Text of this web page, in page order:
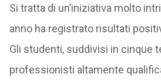
Si tratta di un’iniziativa molto
anno ha registrato risultati
Gli studenti, suddivisi in cinque
professionisti altamente